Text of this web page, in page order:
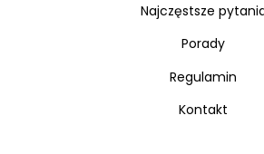
Najczęstsze
Porady
Regulamin
Kontakt